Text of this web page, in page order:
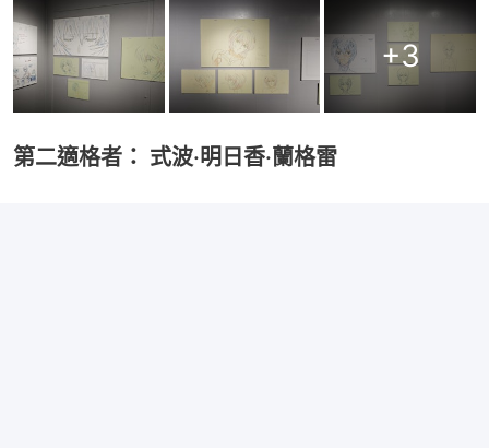
+3
第二適格者： 式波·明日香·蘭格雷